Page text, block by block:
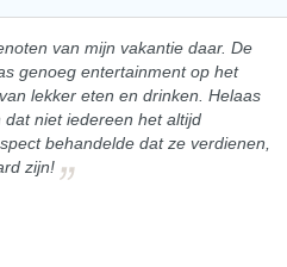
van mijn vakantie daar. De
genoeg entertainment op het
lekker eten en drinken. Helaas
niet iedereen het altijd
behandelde dat ze verdienen,
zijn!